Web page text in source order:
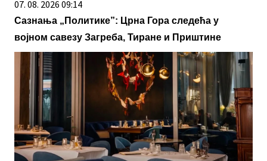
07. 08. 2026 09:14
Сазнања „Политике”: Црна Гора следећа у
војном савезу Загреба, Тиране и Приштине